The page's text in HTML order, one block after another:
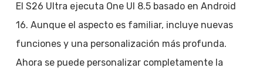
El S26 Ultra ejecuta One UI 8.5 basado en Android
16. Aunque el aspecto es familiar, incluye nuevas
funciones y una personalización más profunda.
Ahora se puede personalizar completamente la